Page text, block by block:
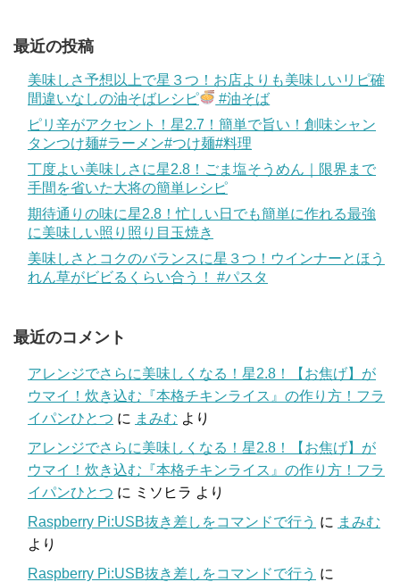
最近の投稿
美味しさ予想以上で星３つ！お店よりも美味しいリピ確
間違いなしの油そばレシピ
#油そば
ピリ辛がアクセント！星2.7！簡単で旨い！創味シャン
タンつけ麺#ラーメン#つけ麺#料理
丁度よい美味しさに星2.8！ごま塩そうめん｜限界まで
手間を省いた大将の簡単レシピ
期待通りの味に星2.8！忙しい日でも簡単に作れる最強
に美味しい照り照り目玉焼き
美味しさとコクのバランスに星３つ！ウインナーとほう
れん草がビビるくらい合う！ #パスタ
最近のコメント
アレンジでさらに美味しくなる！星2.8！【お焦げ】が
ウマイ！炊き込む『本格チキンライス』の作り方！フラ
イパンひとつ に まみむ より
アレンジでさらに美味しくなる！星2.8！【お焦げ】が
ウマイ！炊き込む『本格チキンライス』の作り方！フラ
イパンひとつ に ミソヒラ より
Raspberry Pi:USB抜き差しをコマンドで行う に まみむ
より
Raspberry Pi:USB抜き差しをコマンドで行う に